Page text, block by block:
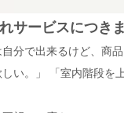
サービスにつき
自分で出来るけど、商
い。」
「室内階段を